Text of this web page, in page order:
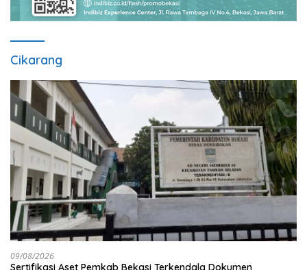
Cikarang
09/08/2026
Sertifikasi Aset Pemkab Bekasi Terkendala Dokumen